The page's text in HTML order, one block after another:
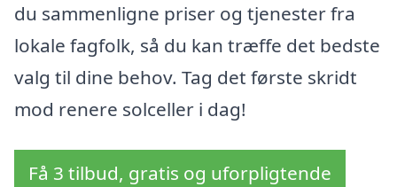
du sammenligne priser og tjenester fra
lokale fagfolk, så du kan træffe det bedste
valg til dine behov. Tag det første skridt
mod renere solceller i dag!
Få 3 tilbud, gratis og uforpligtende